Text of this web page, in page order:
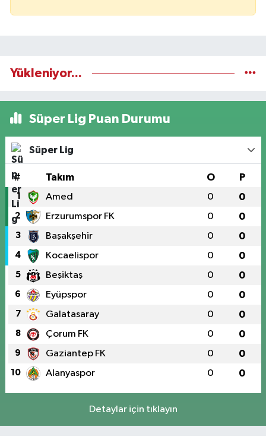
Yükleniyor...
Süper Lig Puan Durumu
Süper Lig
# Takım O P
1 Amed 0 0
2 Erzurumspor FK 0 0
3 Başakşehir 0 0
4 Kocaelispor 0 0
5 Beşiktaş 0 0
6 Eyüpspor 0 0
7 Galatasaray 0 0
8 Çorum FK 0 0
9 Gaziantep FK 0 0
10 Alanyaspor 0 0
Detaylar için tıklayın